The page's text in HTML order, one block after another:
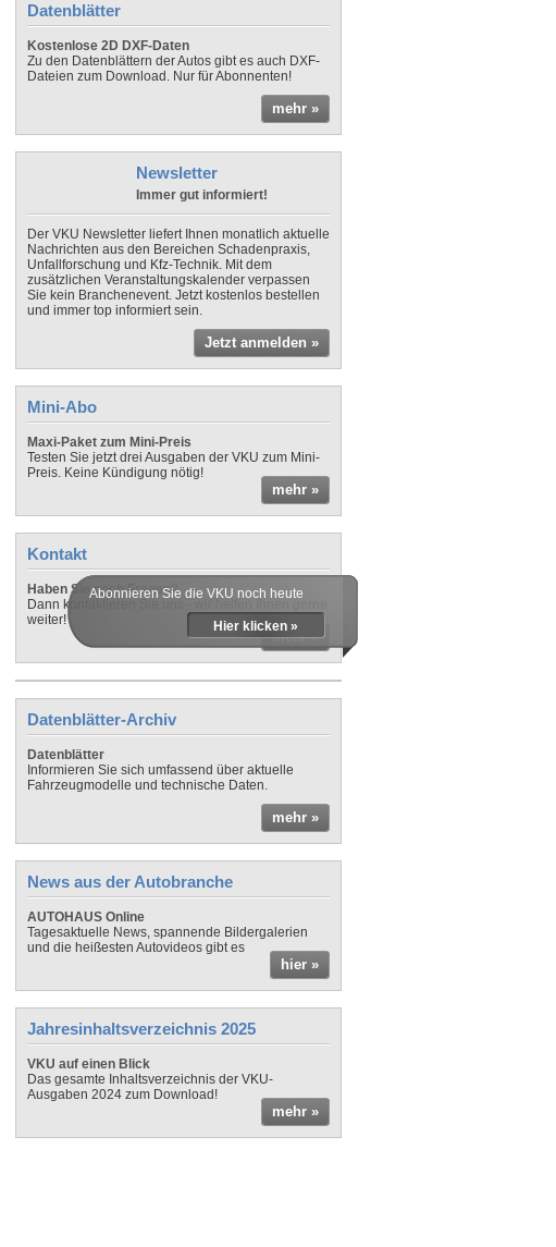
Datenblätter
Kostenlose 2D DXF-Daten
Zu den Datenblättern der Autos gibt es auch DXF-
Dateien zum Download. Nur für Abonnenten!
mehr »
Newsletter
Immer gut informiert!
Der VKU Newsletter liefert Ihnen monatlich aktuelle
Nachrichten aus den Bereichen Schadenpraxis,
Unfallforschung und Kfz-Technik. Mit dem
zusätzlichen Veranstaltungskalender verpassen
Sie kein Branchenevent. Jetzt kostenlos bestellen
und immer top informiert sein.
Jetzt anmelden »
Mini-Abo
Maxi-Paket zum Mini-Preis
Testen Sie jetzt drei Ausgaben der VKU zum Mini-
Preis. Keine Kündigung nötig!
mehr »
Kontakt
Haben Sie noch Fragen?
Dann kontaktieren Sie uns - wir helfen Ihnen gerne
weiter!
mehr »
Abonnieren Sie die VKU noch heute
Hier klicken »
Datenblätter-Archiv
Datenblätter
Informieren Sie sich umfassend über aktuelle
Fahrzeugmodelle und technische Daten.
mehr »
News aus der Autobranche
AUTOHAUS Online
Tagesaktuelle News, spannende Bildergalerien
und die heißesten Autovideos gibt es
hier »
Jahresinhaltsverzeichnis 2025
VKU auf einen Blick
Das gesamte Inhaltsverzeichnis der VKU-
Ausgaben 2024 zum Download!
mehr »